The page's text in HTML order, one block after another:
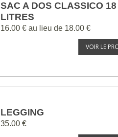
SAC A DOS CLASSICO 18
LITRES
16.00 € au lieu de 18.00 €
VOIR LE
LEGGING
35.00 €